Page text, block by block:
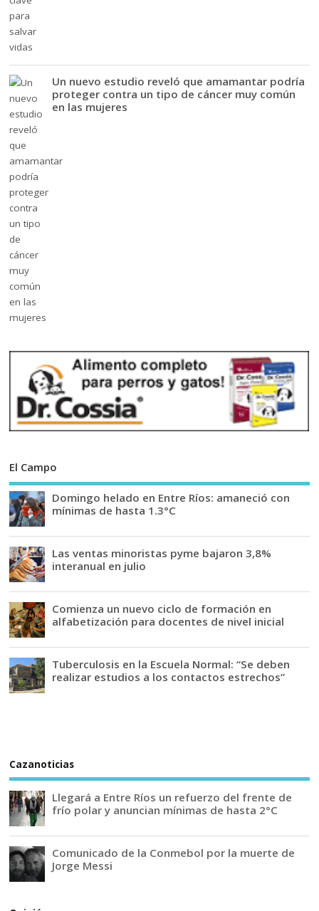
Un nuevo estudio reveló que amamantar podría
proteger contra un tipo de cáncer muy común
en las mujeres
El Campo
Domingo helado en Entre Ríos: amaneció con
mínimas de hasta 1.3°C
Las ventas minoristas pyme bajaron 3,8%
interanual en julio
Comienza un nuevo ciclo de formación en
alfabetización para docentes de nivel inicial
Tuberculosis en la Escuela Normal: “Se deben
realizar estudios a los contactos estrechos”
Cazanoticias
Llegará a Entre Ríos un refuerzo del frente de
frío polar y anuncian mínimas de hasta 2°C
Comunicado de la Conmebol por la muerte de
Jorge Messi